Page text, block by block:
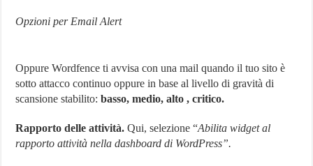
Opzioni per Email Alert
Oppure Wordfence ti avvisa con una mail quando il tuo sito è
sotto attacco continuo oppure in base al livello di gravità di
scansione stabilito:basso, medio, alto , critico.
Rapporto delle attività.Qui, selezione “Abilita widget al
rapporto attività nella dashboard di WordPress”.